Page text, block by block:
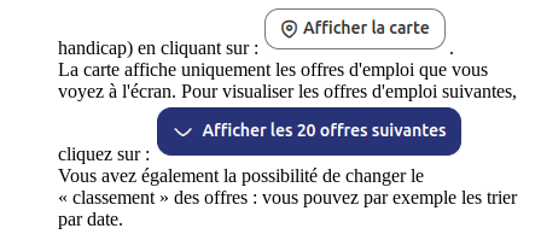
handicap) en cliquant sur :
.
La carte affiche uniquement les offres d'emploi que vous
voyez à l'écran. Pour visualiser les offres d'emploi suivantes,
cliquez sur :
Vous avez également la possibilité de changer le
« classement » des offres : vous pouvez par exemple les trier
par date.